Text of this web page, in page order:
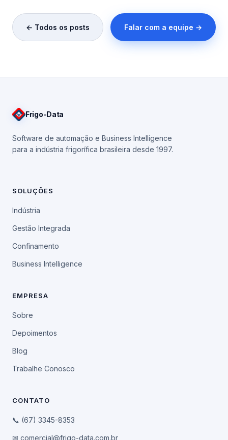
← Todos os posts Falar com a equipe →
Frigo-Data
Software de automação e Business Intelligence
para a indústria frigorífica brasileira desde 1997.
SOLUÇÕES
Indústria
Gestão Integrada
Confinamento
Business Intelligence
EMPRESA
Sobre
Depoimentos
Blog
Trabalhe Conosco
CONTATO
📞 (67) 3345-8353
✉ comercial@frigo-data.com.br